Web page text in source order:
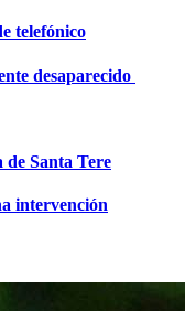
telefónico
desaparecido
Santa Tere
intervención